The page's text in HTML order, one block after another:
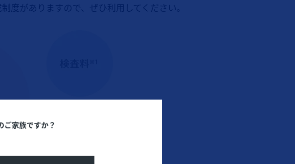
がありますので、ぜひ利用してください。
ご家族ですか？